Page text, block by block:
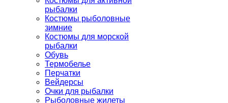
рыбалки
Костюмы рыболовные
зимние
Костюмы для морской
рыбалки
Обувь
Термобелье
Перчатки
Вейдерсы
Очки для рыбалки
Рыболовные жилеты